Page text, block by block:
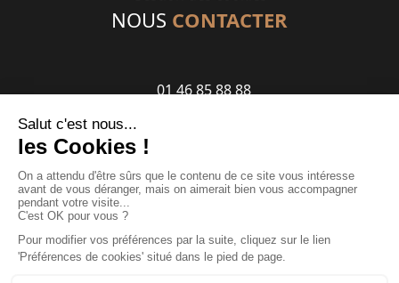
NOUS CONTACTER
01 46 85 88 88
contact@gennevilliershabitat.fr
33 rue des Chevrins
92230 GENNEVILLIERS